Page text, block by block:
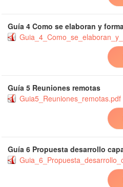
Guía 4 Como se elaboran y
Guía 5 Reuniones remotas
Guia5_Reuniones_remotas.pdf
Guía 6 Propuesta desarrollo